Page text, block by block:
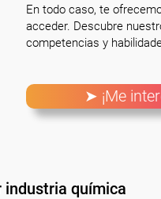
En todo caso, te
acceder. Descubre
competencias y
➤ ¡Me
industria química